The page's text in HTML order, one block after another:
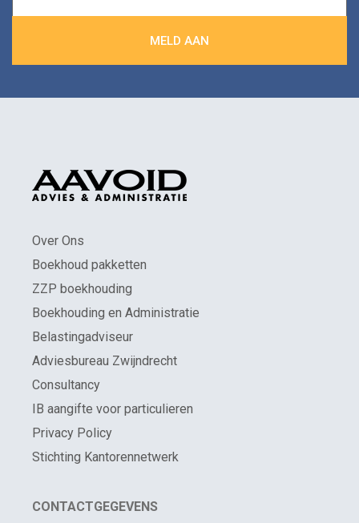
Over Ons
Boekhoud pakketten
ZZP boekhouding
Boekhouding en Administratie
Belastingadviseur
Adviesbureau Zwijndrecht
Consultancy
IB aangifte voor particulieren
Privacy Policy
Stichting Kantorennetwerk
CONTACTGEGEVENS